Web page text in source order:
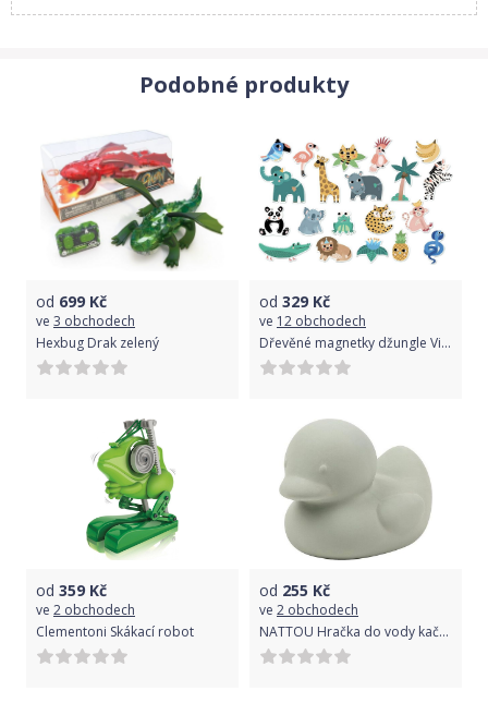
Podobné produkty
od 699 Kč
ve 3 obchodech
Hexbug Drak zelený
od 329 Kč
ve 12 obchodech
Dřevěné magnetky džungle Vilac Zelená 2020
od 359 Kč
ve 2 obchodech
Clementoni Skákací robot
od 255 Kč
ve 2 obchodech
NATTOU Hračka do vody kačenka Sage green 11 cm